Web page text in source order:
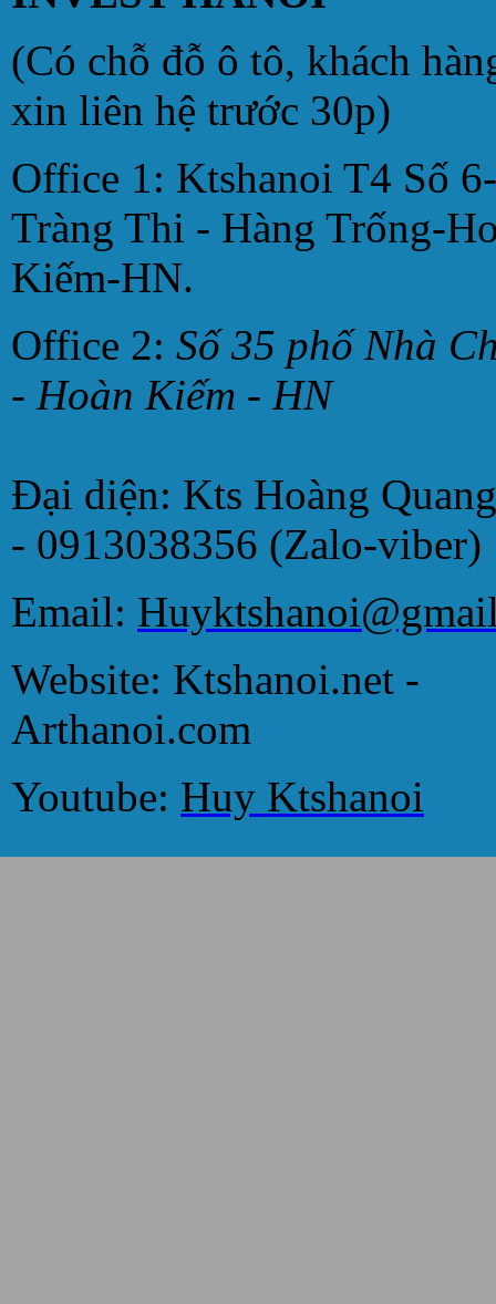
(Có chỗ đỗ ô tô, khách
xin liên hệ trước 30p)
Office 1: Ktshanoi T4 Số
Tràng Thi - Hàng Trống-
Kiếm-HN.
Office 2: Số 35 phố Nhà
- Hoàn Kiếm - HN
Đại diện: Kts Hoàng
- 0913038356 (Zalo-viber)
Email:
Website: Ktshanoi.net -
Arthanoi.com
Youtube: Huy Ktshanoi